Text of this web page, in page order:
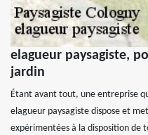
elagueur paysagiste,
jardin
Étant avant tout, une entreprise
elagueur paysagiste dispose et
expérimentées à la disposition de